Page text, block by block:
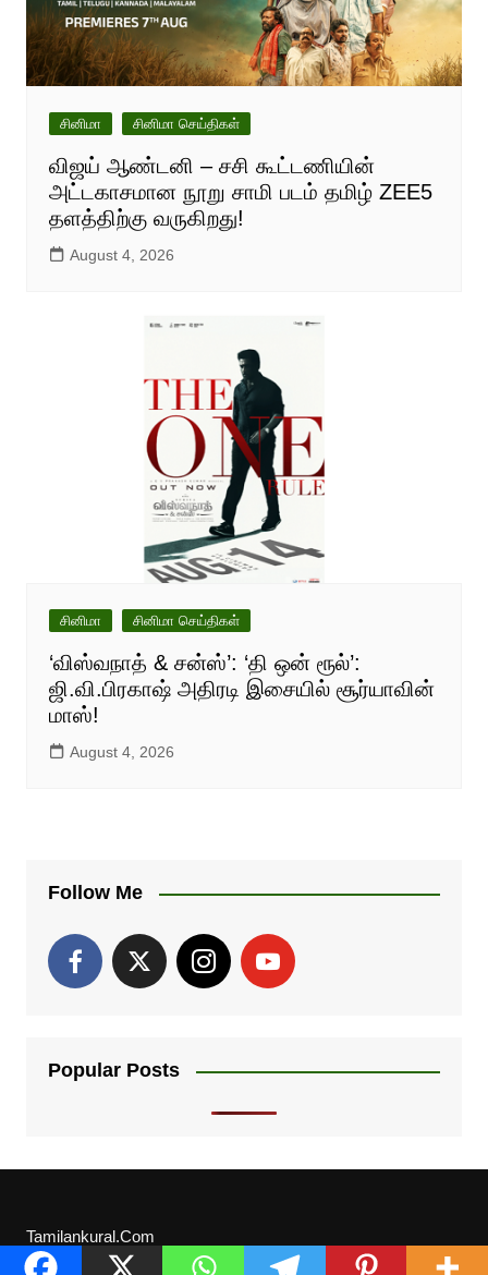
சினிமா சினிமா செய்திகள்
விஜய் ஆண்டனி – சசி கூட்டணியின்
அட்டகாசமான நூறு சாமி படம் தமிழ் ZEE5
தளத்திற்கு வருகிறது!
August 4, 2026
சினிமா சினிமா செய்திகள்
‘விஸ்வநாத் & சன்ஸ்’: ‘தி ஒன் ரூல்’:
ஜி.வி.பிரகாஷ் அதிரடி இசையில் சூர்யாவின்
மாஸ்!
August 4, 2026
Follow Me
Popular Posts
Tamilankural.Com